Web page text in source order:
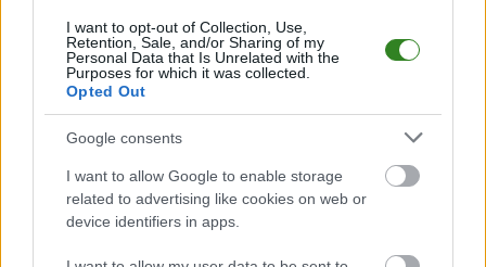
I want to opt-out of Collection, Use,
Retention, Sale, and/or Sharing of my
Personal Data that Is Unrelated with the
Purposes for which it was collected.
Opted Out
Google consents
I want to allow Google to enable storage
related to advertising like cookies on web or
device identifiers in apps.
2025. Początek meczu o godz. 20:15.
Cracoviaprzystępuje do tego spotkania w roli gospodarza. Jak drużyna
radzi sobie w sezonie 2025/2026 rozgrywek Ekstraklasa przed własną
publicznością? Na tej stronie możecie zobaczyć tabelę uwzględniającą
tylko mecze u siebie. W tabeli biorącej pod uwagę tylko mecze
wyjazdowe możecie natomiast sprawdzić jak spisuje się klub
Ekstraklasa - sytuacja w tabeli
Przed meczami 12. kolejki - Ekstraklasa gospodarze (Cracovia) zajmują
miejscu.